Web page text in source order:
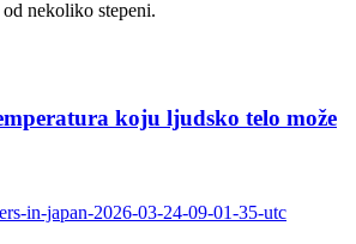
nekoliko stepeni.
koju ljudsko telo može